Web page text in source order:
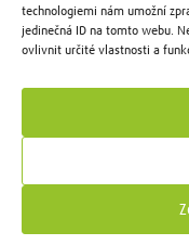
technologiemi nám umožní
jedinečná ID na tomto webu.
ovlivnit určité vlastnosti a
Duben 2014(1)
Genius Loci Developer ©
+420 602 115 000